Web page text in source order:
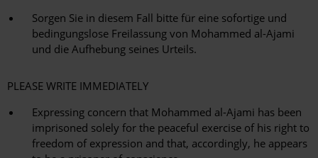
Sorgen Sie in diesem Fall bitte für eine sofortige und
bedingungslose Freilassung von Mohammed al-Ajami
und die Aufhebung seines Urteils.
PLEASE WRITE IMMEDIATELY
Expressing concern that Mohammed al-Ajami has been
imprisoned solely for the peaceful exercise of his right to
freedom of expression and that, accordingly, he appears